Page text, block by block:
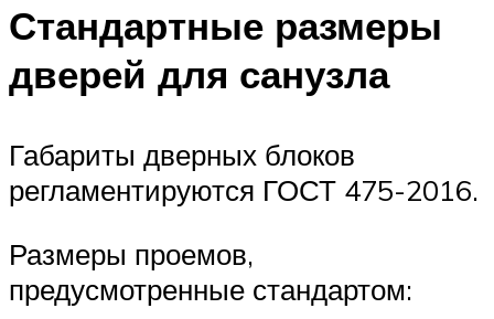
Стандартные размеры
дверей для санузла
Габариты дверных блоков
регламентируются ГОСТ 475-2016.
Размеры проемов,
предусмотренные стандартом: